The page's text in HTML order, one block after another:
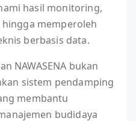
hasil monitoring,
memperoleh
berbasis data.
NAWASENA bukan
sistem pendamping
membantu
budidaya